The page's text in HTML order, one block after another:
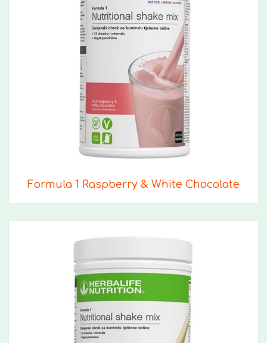
Formula 1 Raspberry & White Chocolate